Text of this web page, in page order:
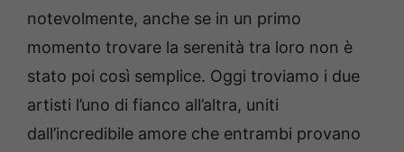
notevolmente, anche se in un primo
momento trovare la serenità tra loro non è
stato poi così semplice. Oggi troviamo i due
artisti l’uno di fianco all’altra, uniti
dall’incredibile amore che entrambi provano